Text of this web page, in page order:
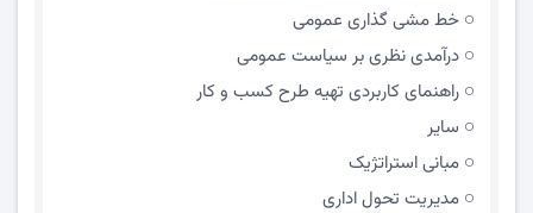
خط مشی گذاری عمومی
درآمدی نظری بر سیاست عمومی
راهنمای کاربردی تهیه طرح کسب و کار
سایر
مبانی استراتژیک
مدیریت تحول اداری